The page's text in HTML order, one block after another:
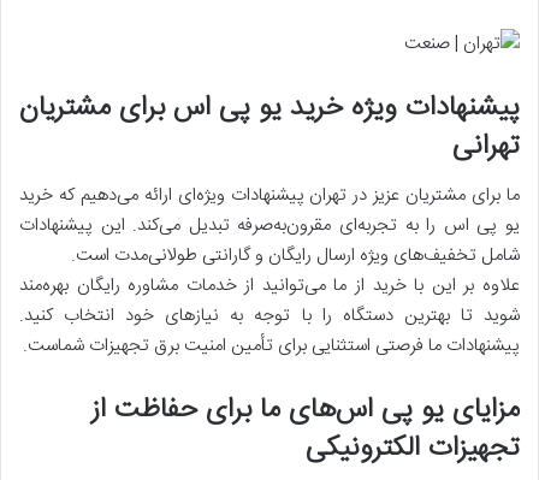
پیشنهادات ویژه خرید یو پی اس برای مشتریان
تهرانی
ما برای مشتریان عزیز در تهران پیشنهادات ویژه‌ای ارائه می‌دهیم که خرید
یو پی اس را به تجربه‌ای مقرون‌به‌صرفه تبدیل می‌کند. این پیشنهادات
شامل تخفیف‌های ویژه ارسال رایگان و گارانتی طولانی‌مدت است.
علاوه بر این با خرید از ما می‌توانید از خدمات مشاوره رایگان بهره‌مند
شوید تا بهترین دستگاه را با توجه به نیازهای خود انتخاب کنید.
پیشنهادات ما فرصتی استثنایی برای تأمین امنیت برق تجهیزات شماست.
مزایای یو پی اس‌های ما برای حفاظت از
تجهیزات الکترونیکی